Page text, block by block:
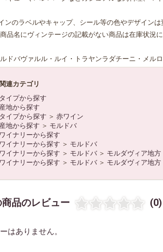
お買い物を続ける カートへ進
ンのラベルやキャップ、シール等の色やデザインは
品名にヴィンテージの記載がない商品は在庫状況
ドバヴァルル・ルイ・トラヤンラダチーニ・メル
関連カテゴリ
タイプから探す
産地から探す
タイプから探す ＞ 赤ワイン
産地から探す ＞ モルドバ
ワイナリーから探す
ワイナリーから探す ＞ モルドバ
ワイナリーから探す ＞ モルドバ ＞ モルダヴィア地方
ワイナリーから探す ＞ モルドバ ＞ モルダヴィア地方
商品のレビュー (0)
はありません。